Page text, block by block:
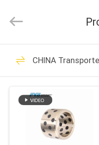
CASA
PRODUCTOS
Sliding
Bearing
Rights
bronce
CHINA